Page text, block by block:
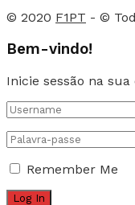
© 2020 F1PT - ©
Bem-vindo!
Inicie sessão na sua
Remember Me